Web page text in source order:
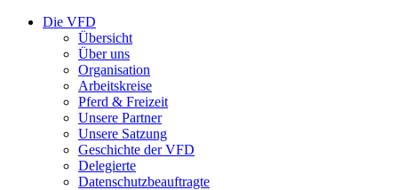
Die VFD
Übersicht
Über uns
Organisation
Arbeitskreise
Pferd & Freizeit
Unsere Partner
Unsere Satzung
Geschichte der VFD
Delegierte
Datenschutzbeauftragte